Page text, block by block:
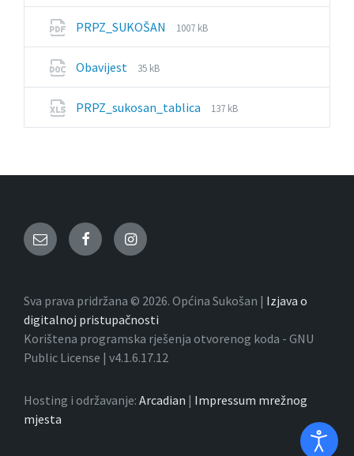
PRPZ_SUKOŠAN
File
File
1007 kB
Obavijest
File
File
35 kB
PRPZ_sukosan_tablica
File
File
137 kB
Email FacebookInstagram
Sva prava pridržana © 2026. Općina Sukošan | Izjava o
digitalnoj pristupačnosti
Korištena programska rješenja otvorenog koda - GNU
Public License | v4.1.6.17.12
Hosting i održavanje: Arcadian | Impressum mrežnog
mjesta